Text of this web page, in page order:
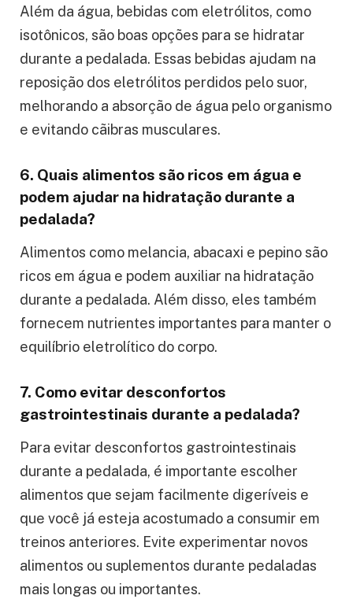
Além da água, bebidas com eletrólitos, como
isotônicos, são boas opções para se hidratar
durante a pedalada. Essas bebidas ajudam na
reposição dos eletrólitos perdidos pelo suor,
melhorando a absorção de água pelo organismo
e evitando cãibras musculares.
6. Quais alimentos são ricos em água e
podem ajudar na hidratação durante a
pedalada?
Alimentos como melancia, abacaxi e pepino são
ricos em água e podem auxiliar na hidratação
durante a pedalada. Além disso, eles também
fornecem nutrientes importantes para manter o
equilíbrio eletrolítico do corpo.
7. Como evitar desconfortos
gastrointestinais durante a pedalada?
Para evitar desconfortos gastrointestinais
durante a pedalada, é importante escolher
alimentos que sejam facilmente digeríveis e
que você já esteja acostumado a consumir em
treinos anteriores. Evite experimentar novos
alimentos ou suplementos durante pedaladas
mais longas ou importantes.